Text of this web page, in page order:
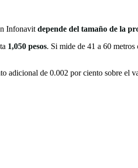
Infonavit depende del tamaño de la
1,050 pesos. Si mide de 41 a 60 metros
adicional de 0.002 por ciento sobre el